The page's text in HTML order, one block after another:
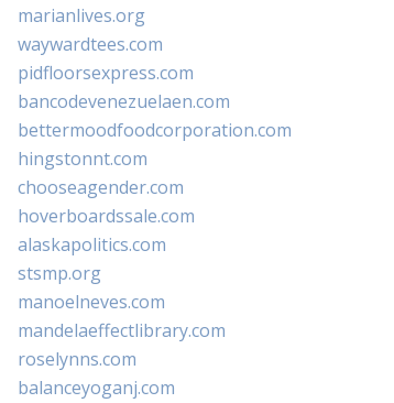
marianlives.org
waywardtees.com
pidfloorsexpress.com
bancodevenezuelaen.com
bettermoodfoodcorporation.com
hingstonnt.com
chooseagender.com
hoverboardssale.com
alaskapolitics.com
stsmp.org
manoelneves.com
mandelaeffectlibrary.com
roselynns.com
balanceyoganj.com